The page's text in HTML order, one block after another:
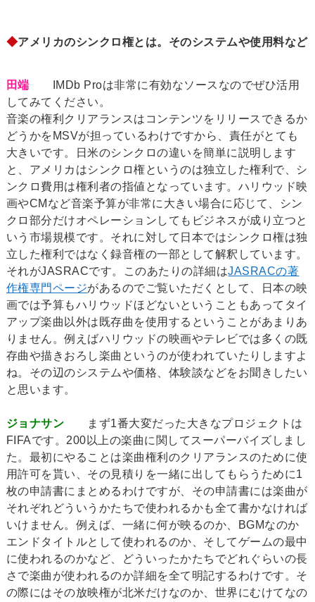
◆アメリカのシンクロ権とは。そのシステムや使用料など
田端 IMDb Proは非常に有効なソースなのでぜひ活用
してみてください。
音楽の権利クリアランスはコンテンツをリリースできるか
どうかをMSVが担っているわけですから、責任がとても
大きいです。日米のシンクロの違いを簡単に説明します
と、アメリカはシンクロ権というのは独立した権利で、シ
ンクロ費用は権利者の指値となっています。ハリウッド映
画やCMなど音楽予算が非常に大きい場合に応じて、シン
クロ部分だけオペレーションしてもビジネスが成り立つと
いう市場規模です。それに対して日本ではシンクロ権は独
立した権利ではなく録音権の一部として解釈しています。
それがJASRACです。このあたりの詳細はJASRACの著
作権専門ページがあるのでご覧いただくとして、日本の映
画では予算もハリウッドほどないということもあってタイ
アップ楽曲以外は既存曲を使用するということがあまりあ
りません。例えばハリウッドの映画やテレビでは多くの既
存曲や描きおろし楽曲というのが使われていたりしますよ
ね。その辺のシステムや価格、体験談などをお聞きしたい
と思います。
ジョナサン まず1番大変だった大きなプロジェクトは
FIFAです。200以上の楽曲に関してスーパーバイズしまし
た。最初にやることは楽曲権利のクリアランスのために使
用許可を貰い、その見積りを一緒に出してもらうために1
枚の申請書にまとめるわけですが、その申請書には楽曲が
それぞれどういうかたちで使われるかも全て書かなければ
いけません。例えば、一緒に何が映るのか、BGMなのか
エンドタイトルとして使われるのか、そしてゲームの最中
に使われるのかなど、どういったかたちでどれぐらいの長
さで楽曲が使われるのか詳細を全て明記するわけです。そ
の際にはその放映権が北米だけなのか、世界にむけてなの